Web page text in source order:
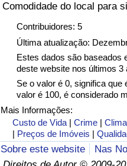
Comodidade do local para si
Contribuidores: 5
Última atualização:
Estes dados são baseados
deste website nos últimos 3
Se o valor é 0, significa que
valor é 100, é considerado
Mais Informações:
Custo de Vida |Crime |Clima
| Preços de Imóveis |
Sobre este website
Nas
Indicador de Saúde por
Poluição
Indicador de Poluição
Índice de poluição
Indicador de Poluição
Trânsito